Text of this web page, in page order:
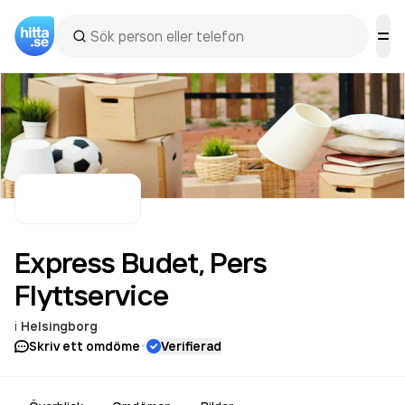
Express Budet, Pers
Flyttservice
i Helsingborg
Skriv ett omdöme· Verifierad